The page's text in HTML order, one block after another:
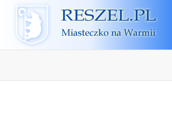
Reszel